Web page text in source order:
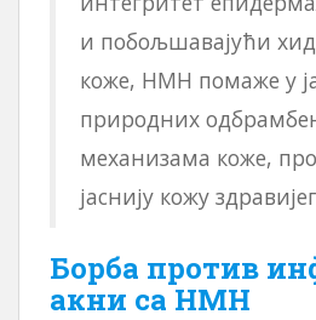
и побољшавајући
коже, НМН помаже у
природних
механизама коже,
јаснију кожу
Борба против
акни са НМН